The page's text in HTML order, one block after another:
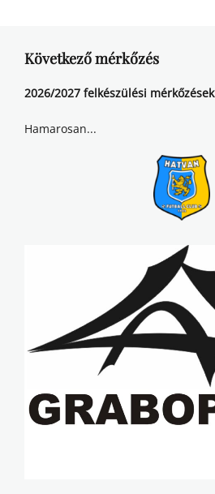
Következő mérkőzés
2026/2027 felkészülési mérkőzések
Hamarosan...